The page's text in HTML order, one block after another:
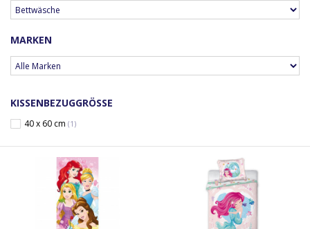
MARKEN
KISSENBEZUGGRÖSSE
40 x 60 cm (1)